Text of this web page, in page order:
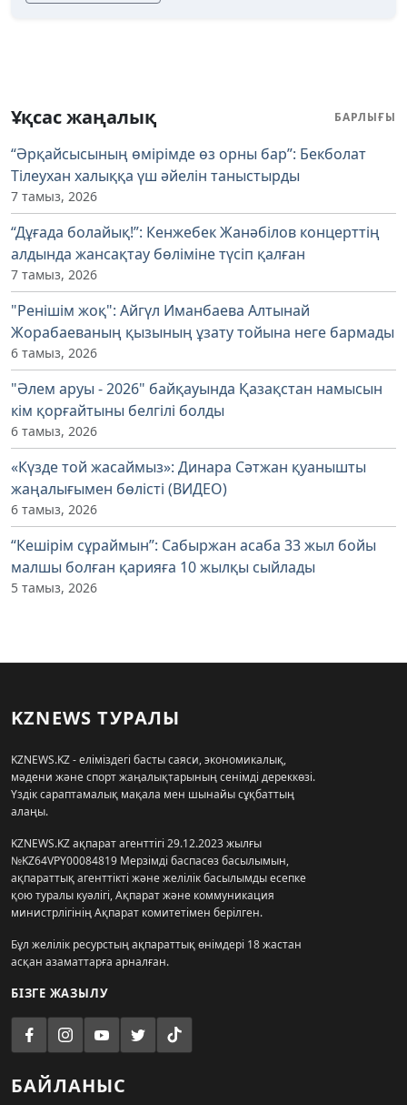
Ұқсас жаңалық БАРЛЫҒЫ
“Әрқайсысының өмірімде өз орны бар”: Бекболат
Тілеухан халыққа үш әйелін таныстырды
7 тамыз, 2026
“Дұғада болайық!”: Кенжебек Жанәбілов концерттің
алдында жансақтау бөліміне түсіп қалған
7 тамыз, 2026
"Ренішім жоқ": Айгүл Иманбаева Алтынай
Жорабаеваның қызының ұзату тойына неге бармады
6 тамыз, 2026
"Әлем аруы - 2026" байқауында Қазақстан намысын
кім қорғайтыны белгілі болды
6 тамыз, 2026
«Күзде той жасаймыз»: Динара Сәтжан қуанышты
жаңалығымен бөлісті (ВИДЕО)
6 тамыз, 2026
“Кешірім сұраймын”: Сабыржан асаба 33 жыл бойы
малшы болған қарияға 10 жылқы сыйлады
5 тамыз, 2026
KZNEWS ТУРАЛЫ
KZNEWS.KZ - еліміздегі басты саяси, экономикалық,
мәдени және спорт жаңалықтарының сенімді дереккөзі.
Үздік сараптамалық мақала мен шынайы сұқбаттың
алаңы.
KZNEWS.KZ ақпарат агенттігі 29.12.2023 жылғы
№KZ64VPY00084819 Мерзімді баспасөз басылымын,
ақпараттық агенттікті және желілік басылымды есепке
қою туралы куәлігі, Ақпарат және коммуникация
министрлігінің Ақпарат комитетімен берілген.
Бұл желілік ресурстың ақпараттық өнімдері 18 жастан
асқан азаматтарға арналған.
БІЗГЕ ЖАЗЫЛУ
БАЙЛАНЫС